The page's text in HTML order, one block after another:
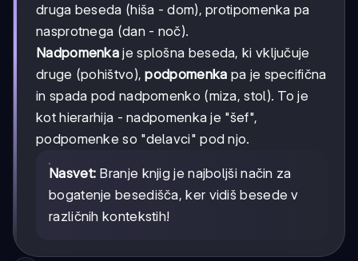
druga beseda (hiša - dom), protipomenka pa
nasprotnega (dan - noč).
Nadpomenka je splošna beseda, ki vključuje
druge (pohištvo),podpomenka pa je specifična
in spada pod nadpomenko (miza, stol). To je
kot hierarhija - nadpomenka je "šef",
podpomenke so "delavci" pod njo.
Nasvet: Branje knjig je najboljši način za
bogatenje besedišča, ker vidiš besede v
različnih kontekstih!